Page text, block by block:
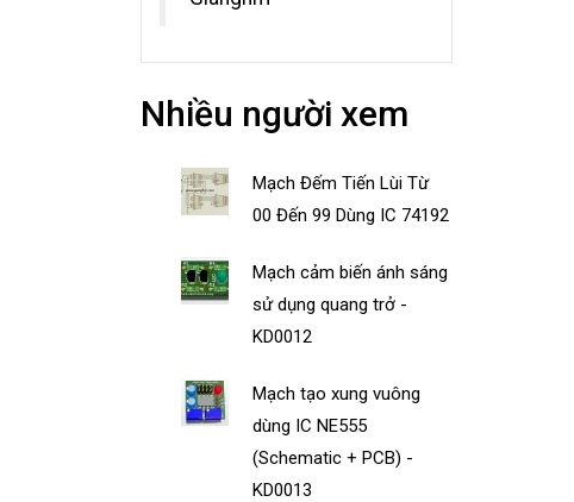
Nhiều người xem
Mạch Đếm Tiến Lùi Từ
00 Đến 99 Dùng IC 74192
Mạch cảm biến ánh sáng
sử dụng quang trở -
KD0012
Mạch tạo xung vuông
dùng IC NE555
(Schematic + PCB) -
KD0013